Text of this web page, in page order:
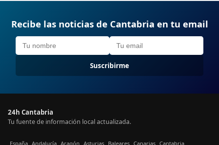
Recibe las noticias de Cantabria en tu email
Suscribirme
24h Cantabria
Tu fuente de información local actualizada.
España Andalucía Aragón Asturias Baleares Canarias Cantabria